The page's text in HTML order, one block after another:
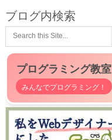
ブログ内検索
プログラミング教室
みんなでプログラミング！